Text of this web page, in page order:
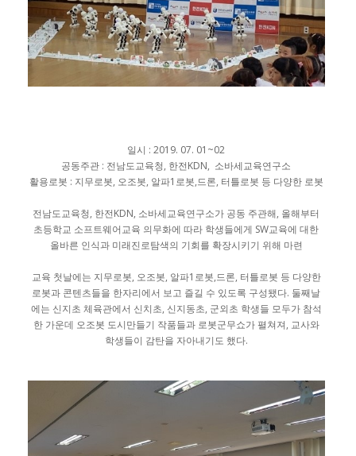
일시 : 2019. 07. 01~02
공동주관 : 전남도교육청, 한전KDN, 소바세교육연구소
활용로봇 : 지무로봇, 오조봇, 알파1로봇,드론, 터틀로봇 등 다양한 로봇
전남도교육청, 한전KDN, 소바세교육연구소가 공동 주관해, 올해부터
초등학교 소프트웨어교육 의무화에 따라 학생들에게 SW교육에 대한
올바른 인식과 미래진로탐색의 기회를 확장시키기 위해 마련
교육 첫날에는 지무로봇, 오조봇, 알파1로봇,드론, 터틀로봇 등 다양한
로봇과 콘텐츠들을 한자리에서 보고 즐길 수 있도록 구성됐다. 둘째날
에는 신지초 체육관에서 신치초, 신지동초, 군외초 학생들 모두가 참석
한 가운데 오조봇 도시만들기 작품들과 로봇군무쇼가 펼쳐져, 교사와
학생들이 감탄을 자아내기도 했다.